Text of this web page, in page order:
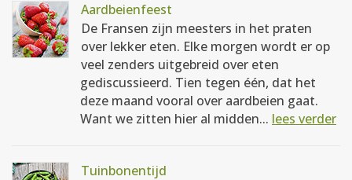
Aardbeienfeest
De Fransen zijn meesters in het praten
over lekker eten. Elke morgen wordt er op
veel zenders uitgebreid over eten
gediscussieerd. Tien tegen één, dat het
deze maand vooral over aardbeien gaat.
Want we zitten hier al midden... lees verder
Tuinbonentijd